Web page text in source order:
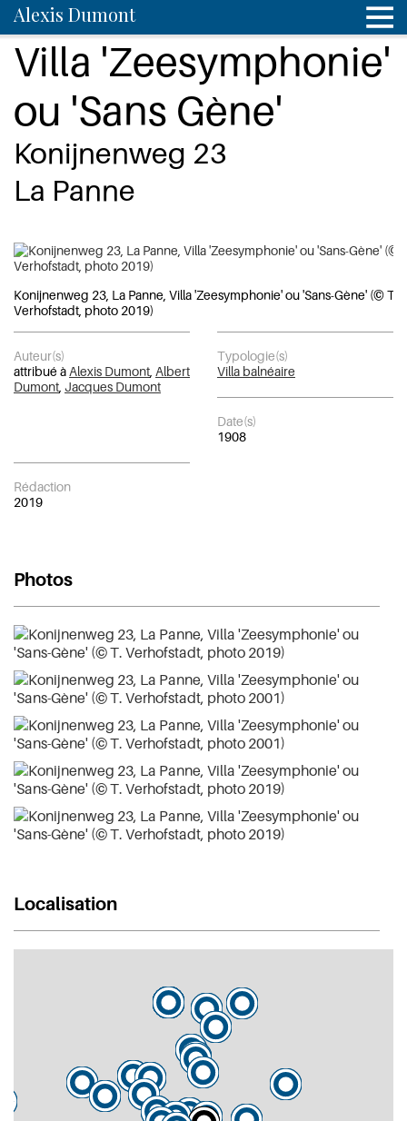
Alexis Dumont
Villa 'Zeesymphonie'
ou 'Sans Gène'
Konijnenweg 23
La Panne
Konijnenweg 23, La Panne, Villa 'Zeesymphonie' ou 'Sans-Gène' (© T.
Verhofstadt, photo 2019)
Auteur(s)
attribué à Alexis Dumont Albert
Dumont Jacques Dumont
Typologie(s)
Villa balnéaire
Date(s)
1908
Rédaction
2019
Photos
Localisation